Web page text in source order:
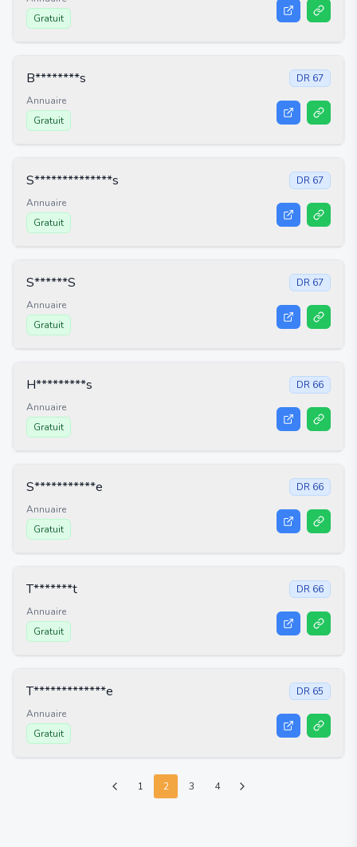
Gratuit
B********s DR 67
Annuaire
Gratuit
S**************s DR 67
Annuaire
Gratuit
S******S DR 67
Annuaire
Gratuit
H*********s DR 66
Annuaire
Gratuit
S***********e DR 66
Annuaire
Gratuit
T*******t DR 66
Annuaire
Gratuit
T*************e DR 65
Annuaire
Gratuit
1 2 3 4